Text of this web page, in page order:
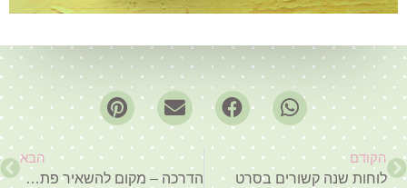
הקודם
לוחות שנה קשורים בסרט
הבא
הדרכה – מקום להשאיר פתקים